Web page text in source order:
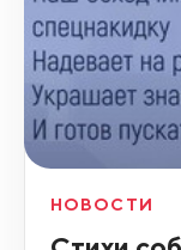
НОВОСТИ